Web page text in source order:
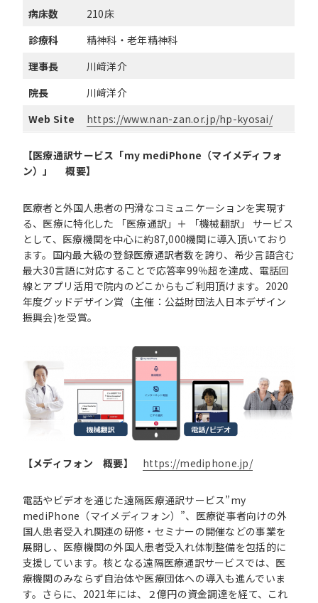
病床数
210床
診療科
精神科・老年精神科
理事長
川﨑洋介
院長
川﨑洋介
Web Site
https://www.nan-zan.or.jp/hp-kyosai/
【医療通訳サービス「my mediPhone （マイメディフォ
ン）」
概要】
医療者と外国人患者の円滑なコミュニケーションを実現す
る、医療に特化した 「医療通訳」＋ 「機械翻訳」 サービス
として、医療機関を中心に約87,000機関に導入頂いており
ます。国内最大級の登録医療通訳者数を誇り、希少言語含む
最大30言語に対応することで応答率99％超を達成、電話回
線とアプリ活用で院内のどこからもご利用頂けます。2020
年度グッドデザイン賞（主催：公益財団法人日本デザイン
振興会)を受賞。
【メディフォン 概要】 https://mediphone.jp/
電話やビデオを通じた遠隔医療通訳サービス”my
mediPhone（マイメディフォン）”、医療従事者向けの外
国人患者受入れ関連の研修・セミナーの開催などの事業を
展開し、医療機関の外国人患者受入れ体制整備を包括的に
支援しています。核となる遠隔医療通訳サービスでは、医
療機関のみならず自治体や医療団体への導入も進んでいま
す。さらに、2021年には、２億円の資金調達を経て、これ